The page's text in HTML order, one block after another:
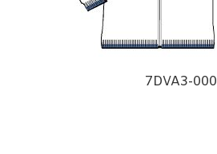
7DVA3-000